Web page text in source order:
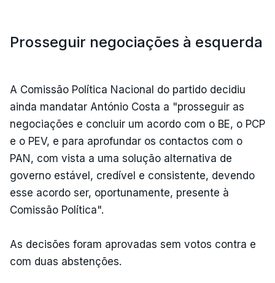
Prosseguir negociações à esquerda
A Comissão Política Nacional do partido decidiu
ainda mandatar António Costa a "prosseguir as
negociações e concluir um acordo com o BE, o PCP
e o PEV, e para aprofundar os contactos com o
PAN, com vista a uma solução alternativa de
governo estável, credível e consistente, devendo
esse acordo ser, oportunamente, presente à
Comissão Política".
As decisões foram aprovadas sem votos contra e
com duas abstenções.